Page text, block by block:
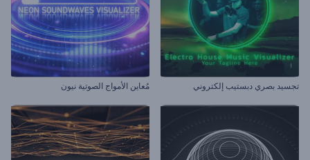
تجسيد بصري دبستيب إلكتروني مُعاين الأمواج الصوتية نيون